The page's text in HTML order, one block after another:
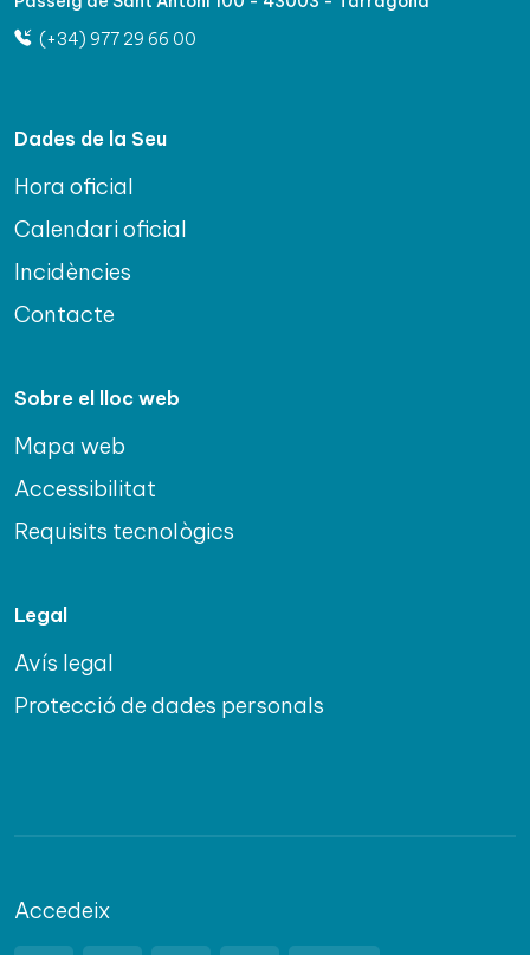
(+34) 977 29 66 00
Dades de la Seu
Hora oficial
Calendari oficial
Incidències
Contacte
Sobre el lloc web
Mapa web
Accessibilitat
Requisits tecnològics
Legal
Avís legal
Protecció de dades personals
Accedeix